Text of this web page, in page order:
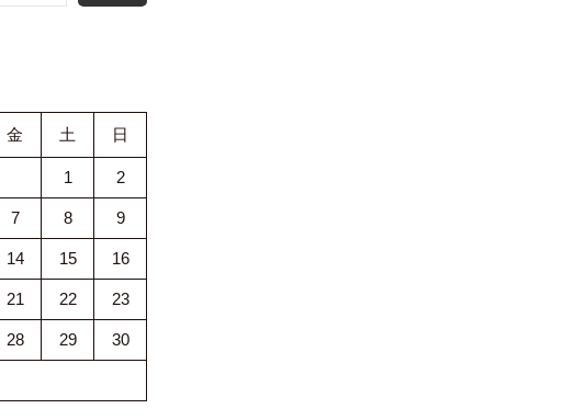
金 土 日
1 2
7 8 9
14 15 16
21 22 23
28 29 30